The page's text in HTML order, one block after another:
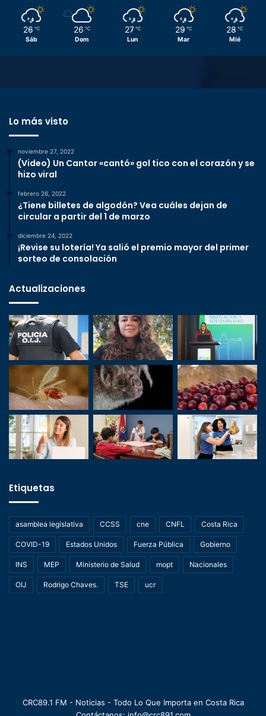
26 ℃
Sáb
26 ℃
Dom
27 ℃
Lun
29 ℃
Mar
28 ℃
Mié
Lo más visto
noviembre 27, 2022
(Video) Un Cantor «cantó» gol tico con el corazón y se
hizo viral
febrero 26, 2022
¿Tiene billetes de algodón? Vea cuáles dejan de
circular a partir del 1 de marzo
diciembre 24, 2022
¡Revise su lotería! Ya salió el premio mayor del primer
sorteo de consolación
Actualizaciones
Etiquetas
asamblea legislativa CCSS cne CNFL Costa Rica
COVID-19 Estados Unidos Fuerza Pública Gobierno
INS MEP Ministerio de Salud mopt Nacionales
OIJ Rodrigo Chaves. TSE ucr
CRC89.1 FM - Noticias - Todo Lo Que Importa en Costa Rica